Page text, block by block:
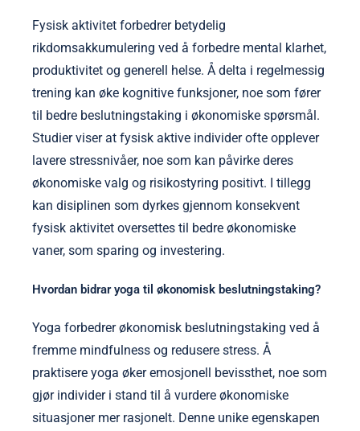
Fysisk aktivitet forbedrer betydelig
rikdomsakkumulering ved å forbedre mental klarhet,
produktivitet og generell helse. Å delta i regelmessig
trening kan øke kognitive funksjoner, noe som fører
til bedre beslutningstaking i økonomiske spørsmål.
Studier viser at fysisk aktive individer ofte opplever
lavere stressnivåer, noe som kan påvirke deres
økonomiske valg og risikostyring positivt. I tillegg
kan disiplinen som dyrkes gjennom konsekvent
fysisk aktivitet oversettes til bedre økonomiske
vaner, som sparing og investering.
Hvordan bidrar yoga til økonomisk beslutningstaking?
Yoga forbedrer økonomisk beslutningstaking ved å
fremme mindfulness og redusere stress. Å
praktisere yoga øker emosjonell bevissthet, noe som
gjør individer i stand til å vurdere økonomiske
situasjoner mer rasjonelt. Denne unike egenskapen